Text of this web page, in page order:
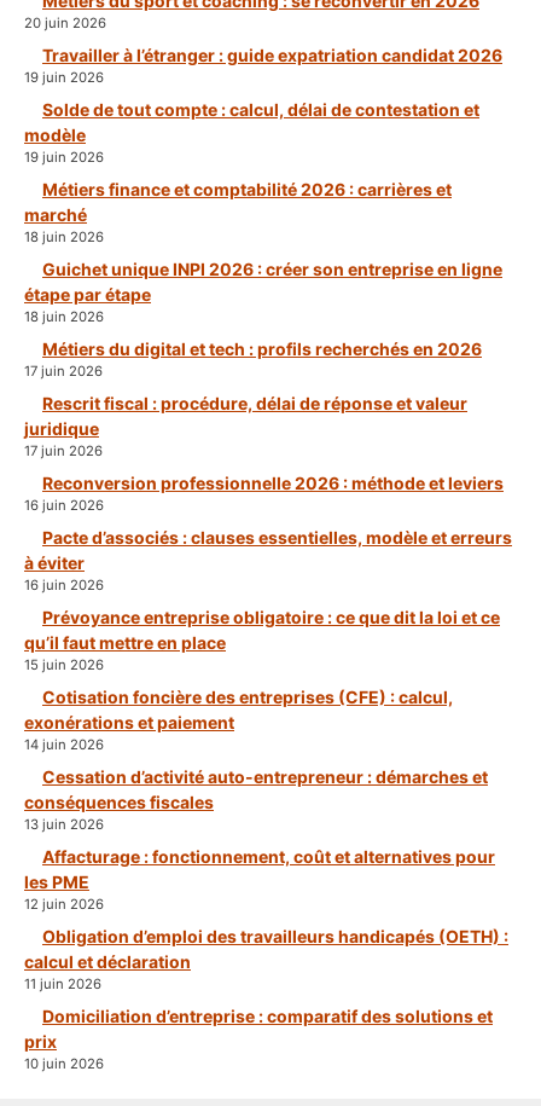
20 juin 2026
Travailler à l’étranger : guide expatriation candidat 2026
19 juin 2026
Solde de tout compte : calcul, délai de contestation et
modèle
19 juin 2026
Métiers finance et comptabilité 2026 : carrières et
marché
18 juin 2026
Guichet unique INPI 2026 : créer son entreprise en ligne
étape par étape
18 juin 2026
Métiers du digital et tech : profils recherchés en 2026
17 juin 2026
Rescrit fiscal : procédure, délai de réponse et valeur
juridique
17 juin 2026
Reconversion professionnelle 2026 : méthode et leviers
16 juin 2026
Pacte d’associés : clauses essentielles, modèle et erreurs
à éviter
16 juin 2026
Prévoyance entreprise obligatoire : ce que dit la loi et ce
qu’il faut mettre en place
15 juin 2026
Cotisation foncière des entreprises (CFE) : calcul,
exonérations et paiement
14 juin 2026
Cessation d’activité auto-entrepreneur : démarches et
conséquences fiscales
13 juin 2026
Affacturage : fonctionnement, coût et alternatives pour
les PME
12 juin 2026
Obligation d’emploi des travailleurs handicapés (OETH) :
calcul et déclaration
11 juin 2026
Domiciliation d’entreprise : comparatif des solutions et
prix
10 juin 2026